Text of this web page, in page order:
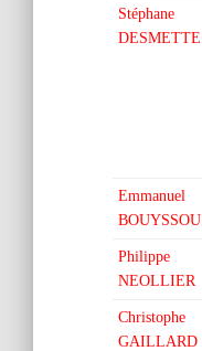
Stéphane
DESMETTE
Emmanuel
BOUYSSOU
Philippe
NEOLLIER
Christophe
GAILLARD